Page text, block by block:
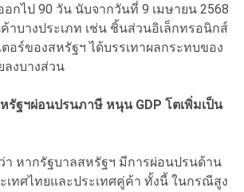
อกไป 90 วัน นับจากวันที่ 9 เมษายน 2568
าบางประเภท เช่น ชิ้นส่วนอิเล็กทรอนิกส์
อร์ของสหรัฐฯ ได้บรรเทาผลกระทบของ
ลงบางส่วน
รัฐฯผ่อนปรนภาษี หนุน GDP โตเพิ่มเป็น
า หากรัฐบาลสหรัฐฯ มีการผ่อนปรนด้าน
เทศไทยและประเทศคู่ค้า ทั้งนี้ ในกรณีสูง